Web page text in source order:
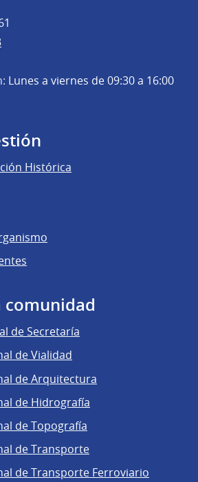
Lunes a viernes de 09:30 a 16:00
Histórica
comunidad
de Secretaría
de Vialidad
de Arquitectura
de Hidrografía
de Topografía
de Transporte
de Transporte Ferroviario